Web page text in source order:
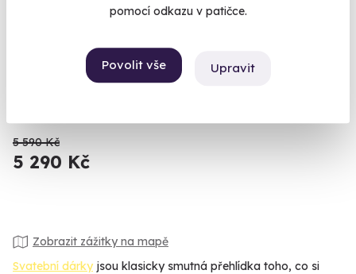
pomocí odkazu v patičce.
Povolit vše Upravit
Romantický pobyt v Treehousu
Místo, kde budete z verandy koukat ptákům do hnízda.
5 590 Kč
5 290 Kč
Zobrazit zážitky na mapě
Svatební dárky jsou klasicky smutná přehlídka toho, co si